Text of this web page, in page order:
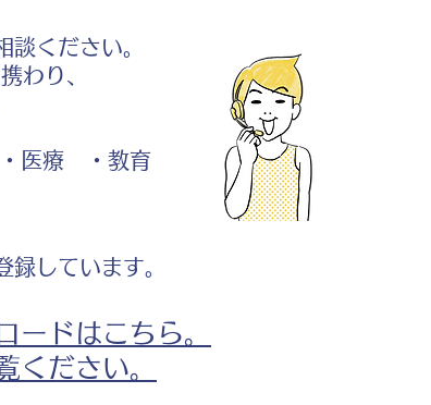
ください。
わり、
医療 ・教育
しています。
ードはこちら。
ください。